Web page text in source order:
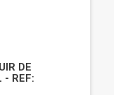
DE
- REF: